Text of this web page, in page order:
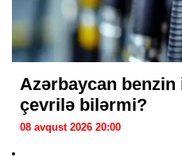
Azərbaycan benzin
çevrilə bilərmi?
08 avqust 2026 20:00